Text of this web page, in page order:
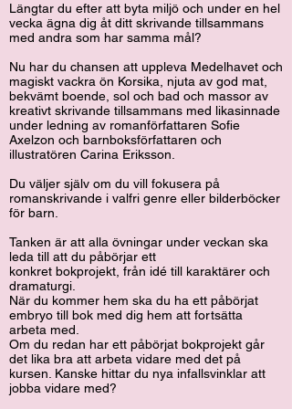
Längtar du efter att byta miljö och under en hel
vecka ägna dig åt ditt skrivande tillsammans
med andra som har samma mål?
Nu har du chansen att uppleva Medelhavet och
magiskt vackra ön Korsika, njuta av god mat,
bekvämt boende, sol och bad och massor av
kreativt skrivande tillsammans med likasinnade
under ledning av romanförfattaren Sofie
Axelzon och barnboksförfattaren och
illustratören Carina Eriksson.
Du väljer själv om du vill fokusera på
romanskrivande i valfri genre eller bilderböcker
för barn.
Tanken är att alla övningar under veckan ska
leda till att du påbörjar ett
konkret bokprojekt, från idé till karaktärer och
dramaturgi.
När du kommer hem ska du ha ett påbörjat
embryo till bok med dig hem att fortsätta
arbeta med.
Om du redan har ett påbörjat bokprojekt går
det lika bra att arbeta vidare med det på
kursen. Kanske hittar du nya infallsvinklar att
jobba vidare med?